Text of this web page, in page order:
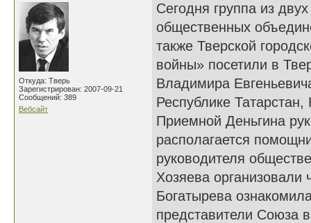
Откуда: Тверь
Зарегистрирован: 2007-09-21
Сообщений: 389
Вебсайт
Сегодня группа из
общественных
также Тверской
войны» посетили в
Владимира
Республике
Приемной Деньгина
располагается
руководителя
Хозяева
Богатырева
представители Союза